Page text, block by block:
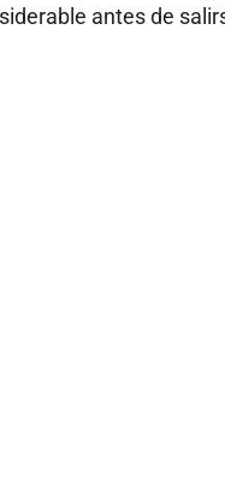
antes de